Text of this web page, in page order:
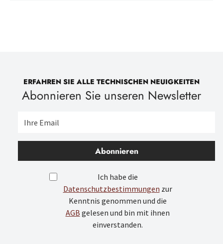
ERFAHREN SIE ALLE TECHNISCHEN NEUIGKEITEN
Abonnieren Sie unseren Newsletter
Abonnieren
Ich habe die
Datenschutzbestimmungen zur
Kenntnis genommen und die
AGB gelesen und bin mit ihnen
einverstanden.